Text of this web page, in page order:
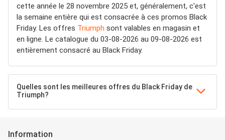
cette année le 28 novembre 2025 et, généralement, c'est
la semaine entière qui est consacrée à ces promos Black
Friday. Les offres Triumph sont valables en magasin et
en ligne. Le catalogue du 03-08-2026 au 09-08-2026 est
entièrement consacré au Black Friday.
Quelles sont les meilleures offres du Black Friday de
Triumph?
Information